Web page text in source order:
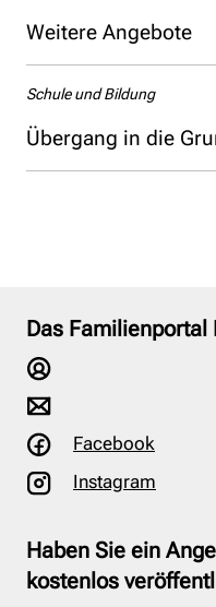
Weitere Angebote
Schule und Bildung
Übergang in die
Das Familienportal
Facebook
Instagram
Haben Sie ein
kostenlos